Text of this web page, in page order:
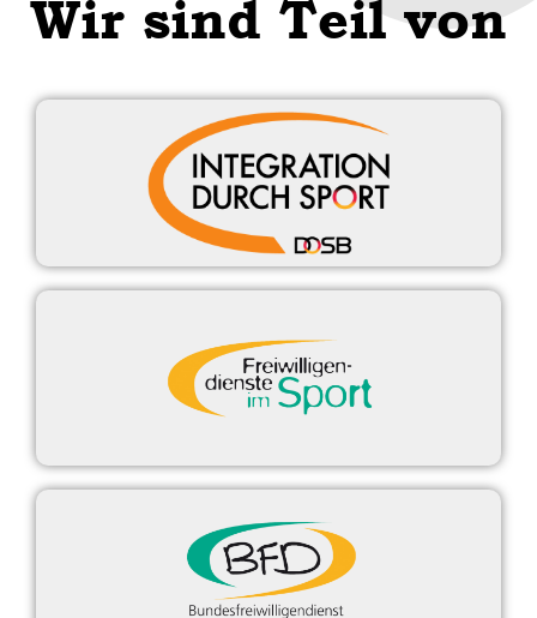
Wir sind Teil von